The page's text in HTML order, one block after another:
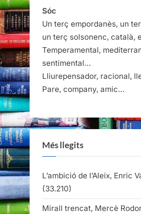
Sóc
Un terç empordanès, un
un terç solsonenc, català,
Temperamental,
sentimental…
Lliurepensador, racional,
Pare, company, amic…
Més llegits
L’ambició de l’Aleix, Enric
(33.210)
Mirall trencat, Mercè